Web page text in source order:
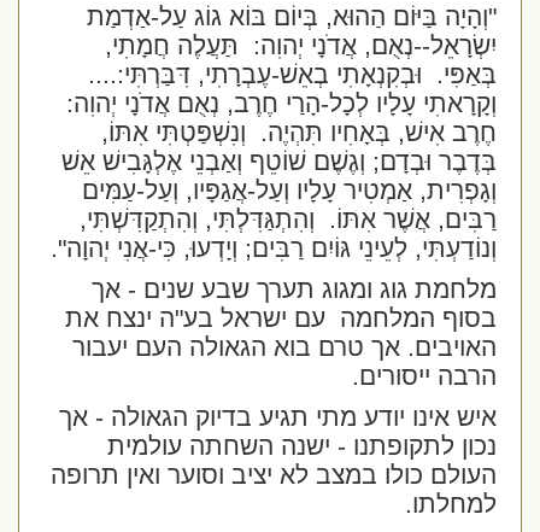
"וְהָיָה בַּיּוֹם הַהוּא, בְּיוֹם בּוֹא גוֹג עַל-אַדְמַת
יִשְׂרָאֵל--נְאֻם, אֲדֹנָי יְהוִה: תַּעֲלֶה חֲמָתִי,
בְּאַפִּי. וּבְקִנְאָתִי בְאֵשׁ-עֶבְרָתִי, דִּבַּרְתִּי:....
וְקָרָאתִי עָלָיו לְכָל-הָרַי חֶרֶב, נְאֻם אֲדֹנָי יְהוִה:
חֶרֶב אִישׁ, בְּאָחִיו תִּהְיֶה. וְנִשְׁפַּטְתִּי אִתּוֹ,
בְּדֶבֶר וּבְדָם; וְגֶשֶׁם שׁוֹטֵף וְאַבְנֵי אֶלְגָּבִישׁ אֵשׁ
וְגָפְרִית, אַמְטִיר עָלָיו וְעַל-אֲגַפָּיו, וְעַל-עַמִּים
רַבִּים, אֲשֶׁר אִתּוֹ. וְהִתְגַּדִּלְתִּי, וְהִתְקַדִּשְׁתִּי,
וְנוֹדַעְתִּי, לְעֵינֵי גּוֹיִם רַבִּים; וְיָדְעוּ, כִּי-אֲנִי יְהוָה".
מלחמת גוג ומגוג תערך שבע שנים - אך
בסוף המלחמה עם ישראל בע"ה ינצח את
האויבים. אך טרם בוא הגאולה העם יעבור
הרבה ייסורים.
איש אינו יודע מתי תגיע בדיוק הגאולה - אך
נכון לתקופתנו - ישנה השחתה עולמית
העולם כולו במצב לא יציב וסוער ואין תרופה
למחלתו.